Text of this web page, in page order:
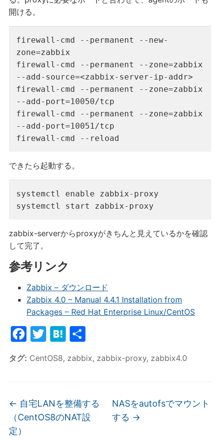
開ける。
firewall-cmd --permanent --new-
zone=zabbix
firewall-cmd --permanent --zone=zabbix
--add-source=<zabbix-server-ip-addr>
firewall-cmd --permanent --zone=zabbix
--add-port=10050/tcp
firewall-cmd --permanent --zone=zabbix
--add-port=10051/tcp
firewall-cmd --reload
できたら起動する。
systemctl enable zabbix-proxy
systemctl start zabbix-proxy
zabbix-serverからproxyがきちんと見えているかを確認
して完了。
参考リンク
Zabbix – ダウンロード
Zabbix 4.0 – Manual 4.4.1 Installation from
Packages – Red Hat Enterprise Linux/CentOS
F
c
b
o
T
itt
H
e
a
共
タグ: CentOS8, zabbix, zabbix-proxy, zabbix4.0
← 自宅LANを整備する
（CentOS8のNAT設
定）
NASをautofsでマウント
する →